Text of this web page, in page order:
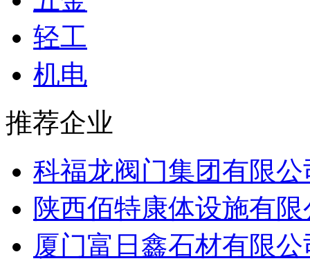
轻工
机电
推荐企业
科福龙阀门集团有限公
陕西佰特康体设施有
厦门富日鑫石材有限公